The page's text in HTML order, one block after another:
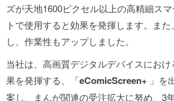
ズが天地1600ピクセル以上の高精細ス
トで使用すると効果を発揮します。ま
し、作業性もアップしました。
当社は、高画質デジタルデバイスにお
果を発揮する、「eComicScreen+ 」を
案し、まんが関連の受注拡大に努め、3